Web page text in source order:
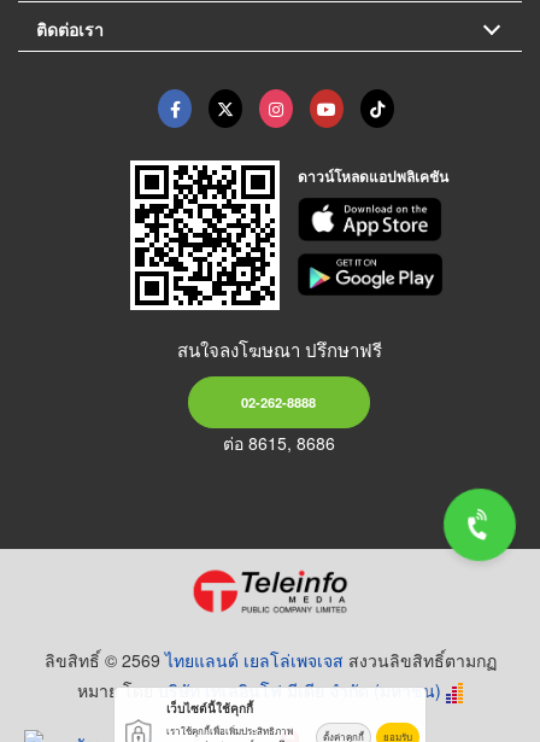
ติดต่อเรา
ดาวน์โหลดแอปพลิเคชัน
สนใจลงโฆษณา ปรึกษาฟรี
02-262-8888
ต่อ 8615, 8686
ลิขสิทธิ์ © 2569ไทยแลนด์ เยลโล่เพจเจส สงวนลิขสิทธิ์ตามกฏ
หมาย โดยบริษัท เทเลอินโฟ มีเดีย จำกัด (มหาชน)
เว็บไซต์นี้ใช้คุกกี้
เราใช้คุกกี้เพื่อเพิ่มประสิทธิภาพ
ตั้งค่าคุกกี้ ยอมรับ